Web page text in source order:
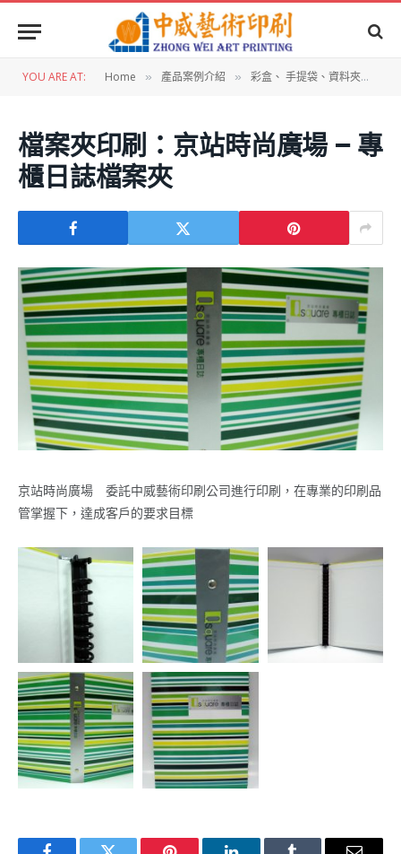
YOU ARE AT: Home » 產品案例介紹 » 彩盒、 手提袋、資料夾設計
檔案夾印刷：京站時尚廣場 – 專
櫃日誌檔案夾
京站時尚廣場 委託中威藝術印刷公司進行印刷，在專業的印刷品
管掌握下，達成客戶的要求目標